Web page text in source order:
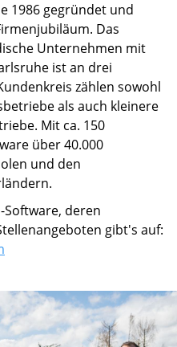
1986 gegründet und
Das
Unternehmen mit
ist an drei
zählen sowohl
als auch kleinere
Mit ca. 150
über 40.000
und den
deren
gibt's auf: